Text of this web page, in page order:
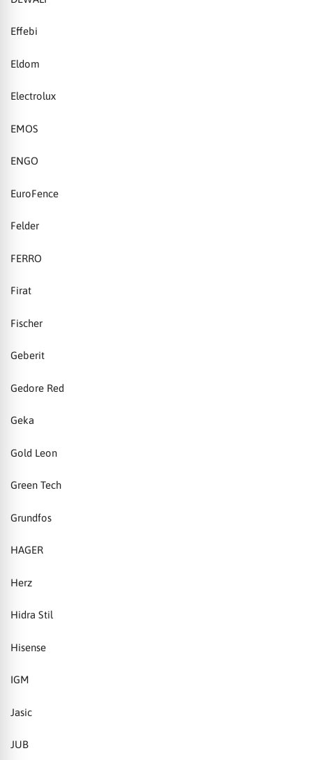
Effebi
Eldom
Electrolux
EMOS
ENGO
EuroFence
Felder
FERRO
Firat
Fischer
Geberit
Gedore Red
Geka
Gold Leon
Green Tech
Grundfos
HAGER
Herz
Hidra Stil
Hisense
IGM
Jasic
JUB